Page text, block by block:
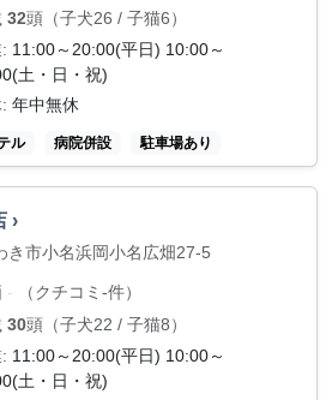
32頭（子犬26 / 子猫6）
11:00～20:00(平日) 10:00～
土・日・祝)
年中無休
ル 病院併設 駐車場あり
›
き市小名浜岡小名広畑27-5
-
（クチコミ-件）
30頭（子犬22 / 子猫8）
11:00～20:00(平日) 10:00～
土・日・祝)